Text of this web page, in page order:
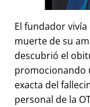
El fundador
muerte de su
descubrió el
promocionando
exacta del
personal de la